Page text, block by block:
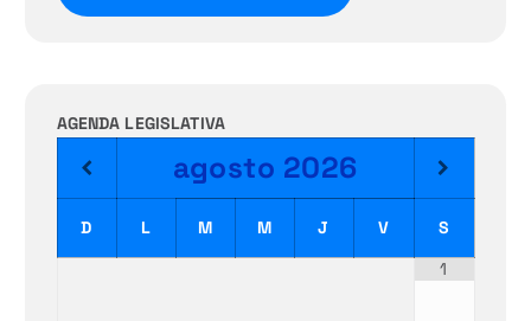
AGENDA LEGISLATIVA
agosto 2026
D L M M J V
S
1